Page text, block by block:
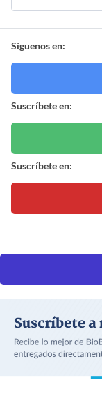
Síguenos en:
Suscríbete en:
Suscríbete en: